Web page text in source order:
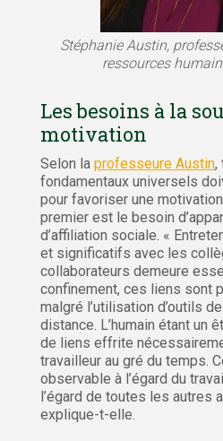
Stéphanie Austin,
ressources
Les besoins à la
motivation
Selon la professeure Austin,
fondamentaux universels
pour favoriser une
premier est le besoin
d’affiliation sociale. «
et significatifs avec les
collaborateurs demeure
confinement, ces liens sont
malgré l’utilisation d’outils
distance. L’humain étant un
de liens effrite
travailleur au gré du temps.
observable à l’égard du
l’égard de toutes les autres
explique-t-elle.